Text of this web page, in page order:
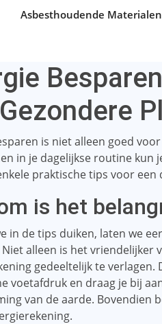
Asbesthoudende Materialen
is niet alleen goed
in je dagelijkse routine kun
praktische tips voor
is het
in de tips duiken, laten we
alleen is het vriendelijker
gedeeltelijk te
voetafdruk en draag je bij
van de aarde. Bovendien